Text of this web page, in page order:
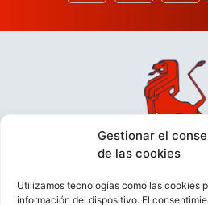
Gestionar el
de las cookies
Utilizamos tecnologías como las cookies
información del dispositivo. El